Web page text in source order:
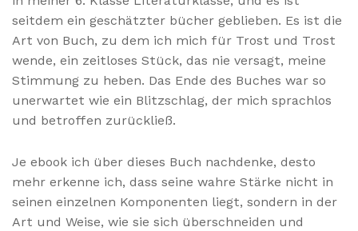
seitdem ein geschätzter bücher geblieben. Es ist die
Art von Buch, zu dem ich mich für Trost und Trost
wende, ein zeitloses Stück, das nie versagt, meine
Stimmung zu heben. Das Ende des Buches war so
unerwartet wie ein Blitzschlag, der mich sprachlos
und betroffen zurückließ.
Je ebook ich über dieses Buch nachdenke, desto
mehr erkenne ich, dass seine wahre Stärke nicht in
seinen einzelnen Komponenten liegt, sondern in der
Art und Weise, wie sie sich überschneiden und